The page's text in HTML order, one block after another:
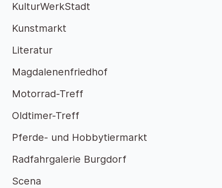
KulturWerkStadt
Kunstmarkt
Literatur
Magdalenenfriedhof
Motorrad-Treff
Oldtimer-Treff
Pferde- und Hobbytiermarkt
Radfahrgalerie Burgdorf
Scena